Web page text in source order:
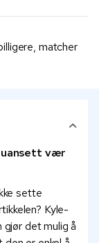
matcher
uansett vær
sette
Kyle-
det mulig å